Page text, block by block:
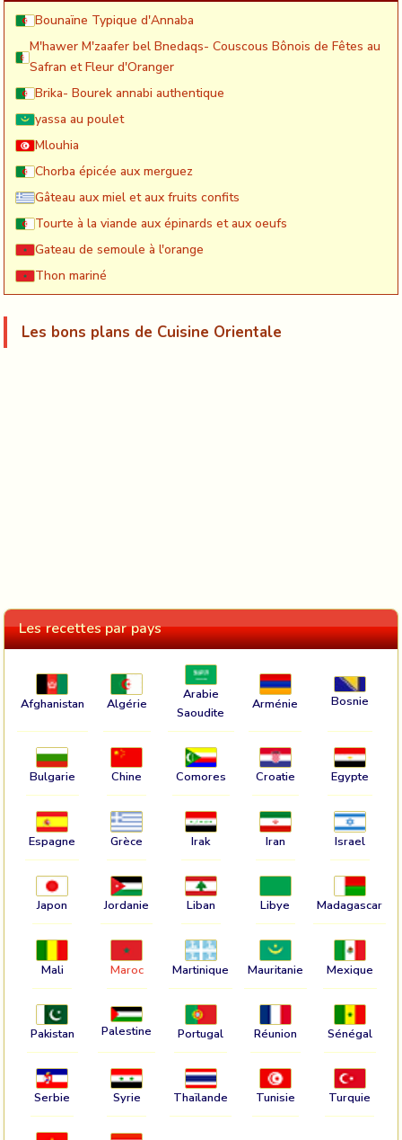
Bounaïne Typique d'Annaba
M'hawer M'zaafer bel Bnedaqs- Couscous Bônois de Fêtes au
Safran et Fleur d'Oranger
Brika- Bourek annabi authentique
yassa au poulet
Mlouhia
Chorba épicée aux merguez
Gâteau aux miel et aux fruits confits
Tourte à la viande aux épinards et aux oeufs
Gateau de semoule à l'orange
Thon mariné
Les bons plans de Cuisine Orientale
Les recettes par pays
Afghanistan Algérie
Arabie
Saoudite
Arménie Bosnie
Bulgarie Chine Comores Croatie Egypte
Espagne Grèce Irak Iran Israel
Japon Jordanie Liban Libye Madagascar
Mali Maroc Martinique Mauritanie Mexique
Pakistan Palestine Portugal Réunion Sénégal
Serbie Syrie Thaïlande Tunisie Turquie